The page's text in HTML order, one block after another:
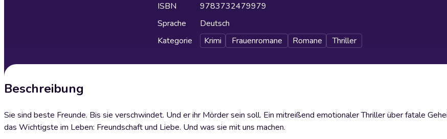
ISBN
9783732479979
Sprache
Deutsch
Kategorie
Krimi Frauenromane Romane Thriller
Beschreibung
Sie sind beste Freunde. Bis sie verschwindet. Und er ihr Mörder sein soll. Ein mitreißend emotionaler Thriller über fatale
das Wichtigste im Leben: Freundschaft und Liebe. Und was sie mit uns machen.